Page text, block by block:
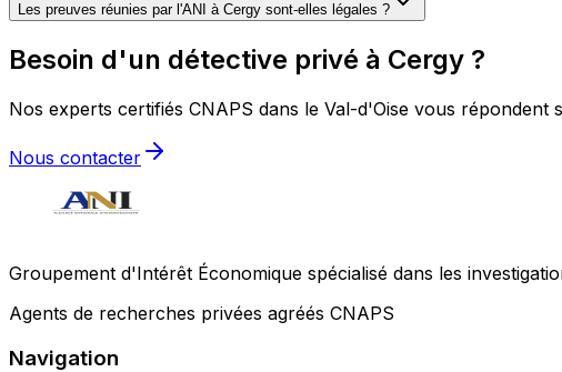
Les preuves réunies par l'ANI à Cergy sont-elles légales ?
Besoin d'un détective privé à Cergy ?
Nos experts certifiés CNAPS dans le Val-d'Oise vous
Nous contacter
Groupement d'Intérêt Économique spécialisé dans les
Agents de recherches privées agréés CNAPS
Navigation